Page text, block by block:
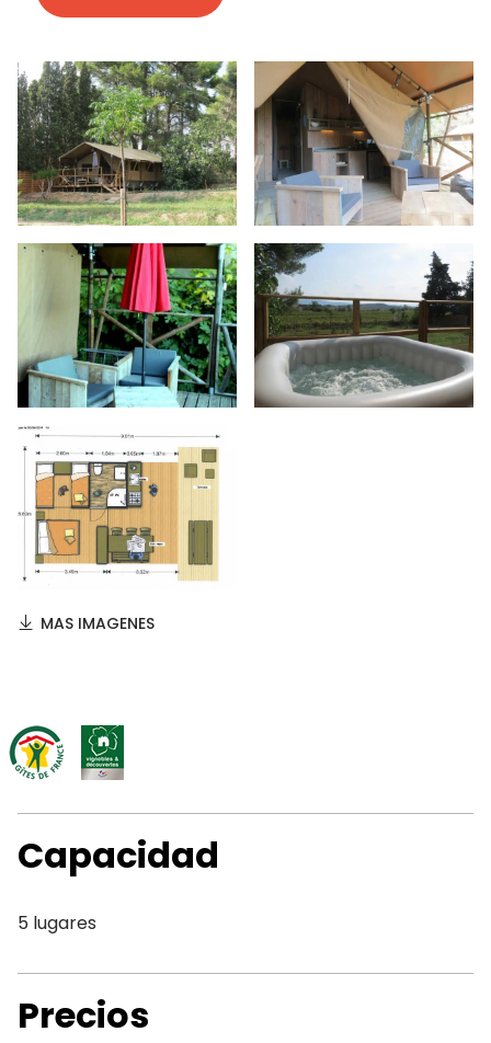
MAS IMAGENES
Capacidad
5 lugares
Precios